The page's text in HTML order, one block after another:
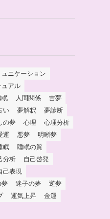
ュニケーション
ュアル
眠 人間関係
吉夢
い 夢解釈
夢診断
の夢 心理
心理分析
運 悪夢
明晰夢
眠
睡眠の質
分析
自己啓発
己表現
夢 迷子の夢
逆夢
運気上昇
金運